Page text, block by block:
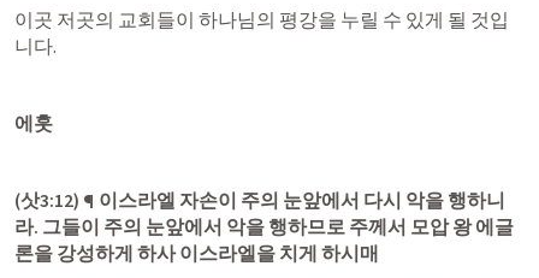
이곳 저곳의 교회들이 하나님의 평강을 누릴 수 있게 될 것입
니다.
에훗
(삿3:12) ¶ 이스라엘 자손이 주의 눈앞에서 다시 악을 행하니
라. 그들이 주의 눈앞에서 악을 행하므로 주께서 모압 왕 에글
론을 강성하게 하사 이스라엘을 치게 하시매